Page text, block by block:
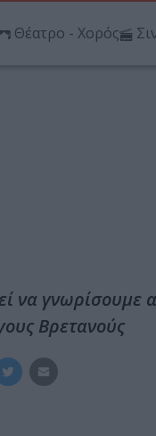
Θέατρο - Χορός
να γνωρίσουμε
Βρετανούς